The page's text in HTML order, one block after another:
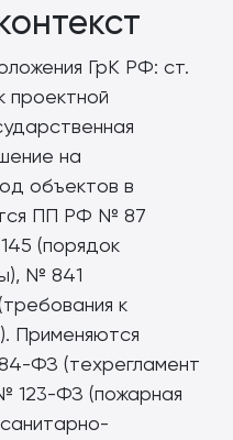
ГрК РФ: ст.
проектной
на
объектов в
ПП РФ № 87
(порядок
№ 841
к
Применяются
ФЗ (техрегламент
123-ФЗ (пожарная